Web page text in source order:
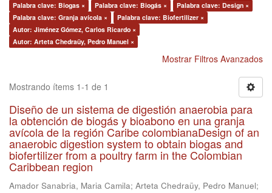
Palabra clave: Biogas ×
Palabra clave: Biogás ×
Palabra clave: Design ×
Palabra clave: Granja avícola ×
Palabra clave: Biofertilizer ×
Autor: Jiménez Gómez, Carlos Ricardo ×
Autor: Arteta Chedraüy, Pedro Manuel ×
Mostrar Filtros Avanzados
Mostrando ítems 1-1 de 1
Diseño de un sistema de digestión anaerobia para
la obtención de biogás y bioabono en una granja
avícola de la región Caribe colombianaDesign of an
anaerobic digestion system to obtain biogas and
biofertilizer from a poultry farm in the Colombian
Caribbean region
Amador Sanabria, Maria Camila; Arteta Chedraüy, Pedro Manuel;